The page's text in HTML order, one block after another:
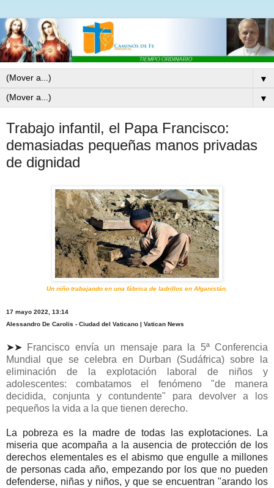
▼
▼
Trabajo infantil, el Papa Francisco:
demasiadas pequeñas manos privadas
de dignidad
Un niño trabajando en una fábrica de ladrillos en Afganistán.
17 mayo 2022, 13:14
Alessandro De Carolis - Ciudad del Vaticano | Vatican News
➤➤ Francisco envía un mensaje para la 5ª Conferencia
Mundial que se celebra en Durban (Sudáfrica) sobre la
eliminación de la explotación laboral de niños y
adolescentes: combatamos el fenómeno "de manera
decidida, conjunta y contundente" para devolver a los
pequeños la vida a la que tienen derecho.
La pobreza es la madre de todas las explotaciones. La
miseria que acompaña a la ausencia de protección de los
derechos elementales es el abismo que engulle a millones
de personas cada año, empezando por los que no pueden
defenderse, niñas y niños, y que se encuentran "arando los